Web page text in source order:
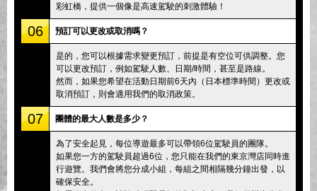
彩虹橋，提供一個像是高速駕駛的刺激體驗！
06 預訂可以更改或取消嗎？
是的，您可以根據需求變更預訂，前提是有空位可供調整。您
可以更改預訂，例如駕駛人數、日期/時間，甚至是路線。
然而，如果您希望在活動日期前6天內（日本標準時間）更改或
取消預訂，則會適用我們的取消政策。
07 團體的最大人數是多少？
為了安全起見，每位導遊最多可以帶領6位駕駛員的團隊。
如果您一方的駕駛員超過6位，您只能在我們的東京灣店同時進
行遊覽。我們會將您分成小組，每組之間相隔幾分鐘出發，以
確保安全。